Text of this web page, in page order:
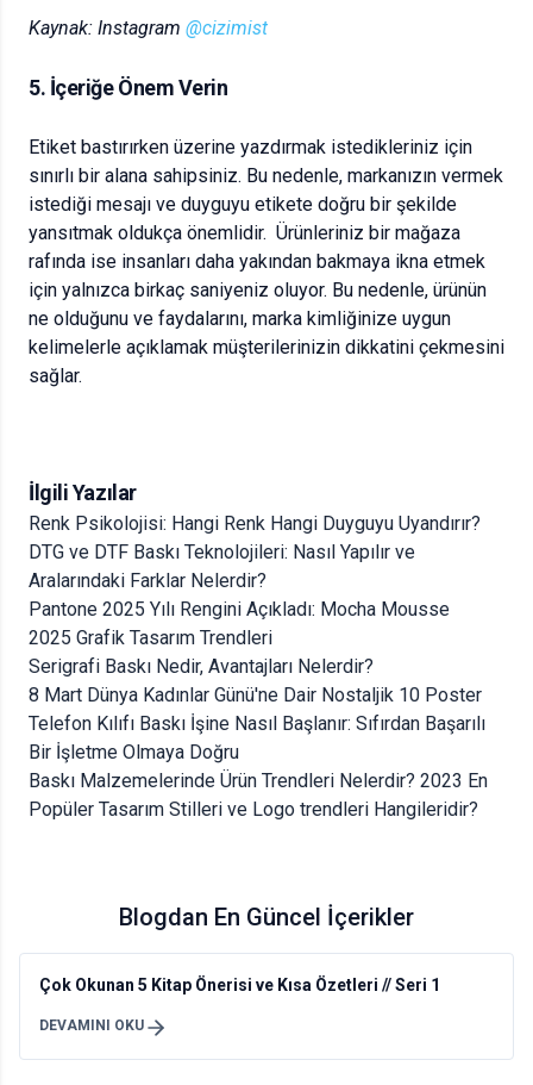
Kaynak: Instagram @cizimist
5. İçeriğe Önem Verin
Etiket bastırırken üzerine yazdırmak istedikleriniz için
sınırlı bir alana sahipsiniz. Bu nedenle, markanızın vermek
istediği mesajı ve duyguyu etikete doğru bir şekilde
yansıtmak oldukça önemlidir. Ürünleriniz bir mağaza
rafında ise insanları daha yakından bakmaya ikna etmek
için yalnızca birkaç saniyeniz oluyor. Bu nedenle, ürünün
ne olduğunu ve faydalarını, marka kimliğinize uygun
kelimelerle açıklamak müşterilerinizin dikkatini çekmesini
sağlar.
İlgili Yazılar
Renk Psikolojisi: Hangi Renk Hangi Duyguyu Uyandırır?
DTG ve DTF Baskı Teknolojileri: Nasıl Yapılır ve
Aralarındaki Farklar Nelerdir?
Pantone 2025 Yılı Rengini Açıkladı: Mocha Mousse
2025 Grafik Tasarım Trendleri
Serigrafi Baskı Nedir, Avantajları Nelerdir?
8 Mart Dünya Kadınlar Günü'ne Dair Nostaljik 10 Poster
Telefon Kılıfı Baskı İşine Nasıl Başlanır: Sıfırdan Başarılı
Bir İşletme Olmaya Doğru
Baskı Malzemelerinde Ürün Trendleri Nelerdir? 2023 En
Popüler Tasarım Stilleri ve Logo trendleri Hangileridir?
Blogdan En Güncel İçerikler
Çok Okunan 5 Kitap Önerisi ve Kısa Özetleri // Seri 1
DEVAMINI OKU